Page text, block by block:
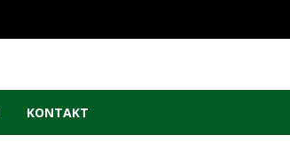
KONTAKT